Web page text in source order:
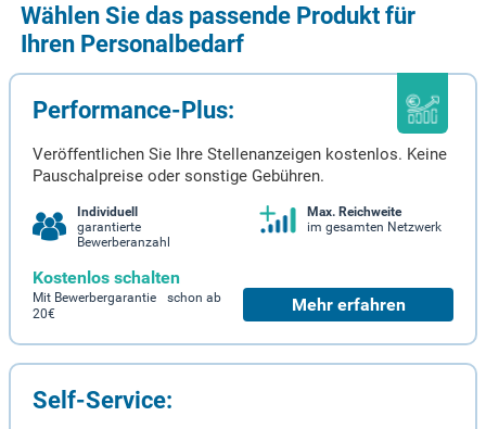
Wählen Sie das passende Produkt für
Ihren Personalbedarf
Performance-Plus:
Veröffentlichen Sie Ihre Stellenanzeigen kostenlos. Keine
Pauschalpreise oder sonstige Gebühren.
Individuell
garantierte
Bewerberanzahl
Max. Reichweite
im gesamten Netzwerk
Kostenlos schalten
Mit Bewerbergarantie schon ab
20€
Mehr erfahren
Self-Service: